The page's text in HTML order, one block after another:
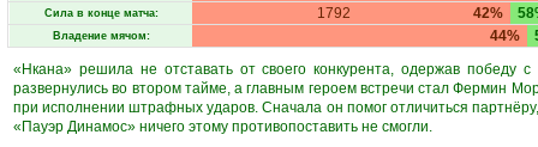
Сила в конце матча: 42%
1792
Владение мячом: 44%
«Нкана» решила не отставать от своего конкурента, одержав
развернулись во втором тайме, а главным героем встречи стал Фермин
при исполнении штрафных ударов. Сначала он помог отличиться
«Пауэр Динамос» ничего этому противопоставить не смогли.